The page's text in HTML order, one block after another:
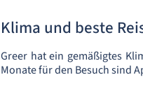
Klima und beste
Greer hat ein gemäßigtes
Monate für den Besuch sind